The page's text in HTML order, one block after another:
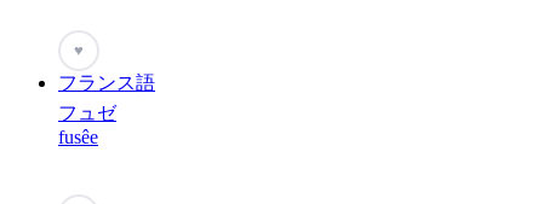
♥
フランス語
フュゼ
fusêe